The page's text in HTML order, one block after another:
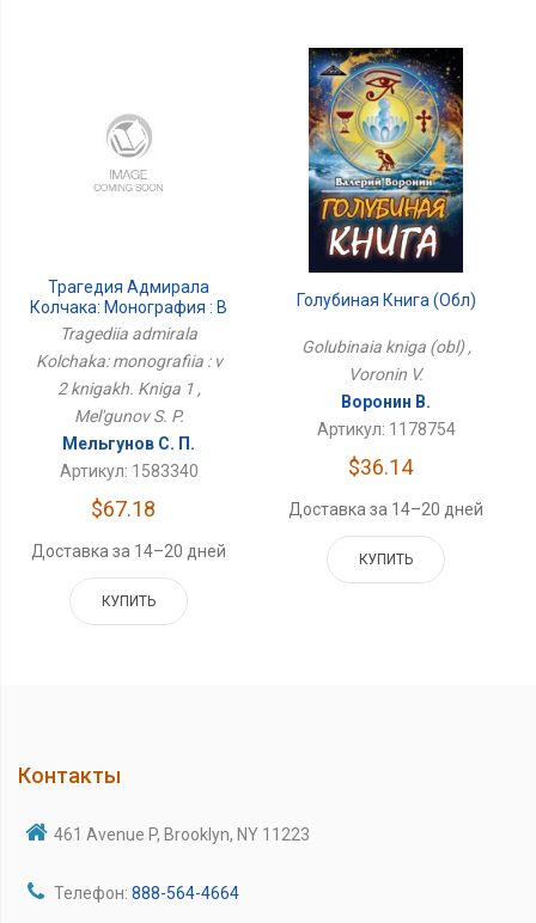
Трагедия Адмирала
Колчака: Монография : В
2 Книгах. Книга 1
Tragediia admirala
Kolchaka: monografiia : v
2 knigakh. Kniga 1 ,
Mel'gunov S. P.
Мельгунов С. П.
Артикул: 1583340
$67.18
Доставка за 14–20 дней
КУПИТЬ
Голубиная Книга (обл)
Golubinaia kniga (obl) ,
Voronin V.
Воронин В.
Артикул: 1178754
$36.14
Доставка за 14–20 дней
КУПИТЬ
Контакты
461 Avenue P, Brooklyn, NY 11223
Телефон: 888-564-4664